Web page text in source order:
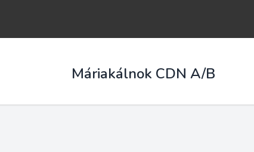
Máriakálnok CDN A/B